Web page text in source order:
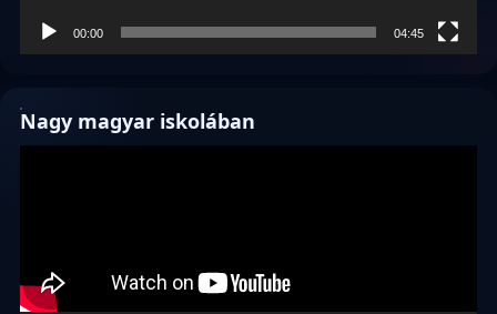
00:00 04:45
Nagy magyar iskolában